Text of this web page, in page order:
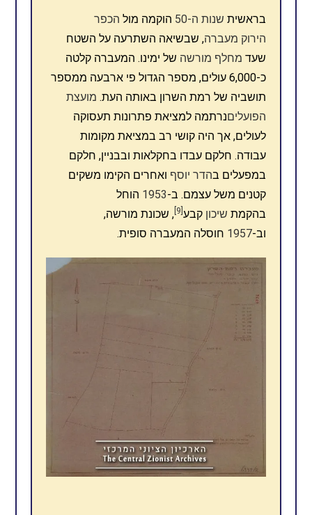
בראשית שנות ה-50 הוקמה מול הכפר
הירוק מעברה, שבשיאה השתרעה על השטח
שעד מחלף מורשה של ימינו. המעברה קלטה
כ-6,000 עולים, מספר הגדול פי ארבעה ממספר
תושביה של רמת השרון באותה העת. מועצת
הפועליםנרתמה למציאת פתרונות תעסוקה
לעולים, אך היה קושי רב במציאת מקומות
עבודה. חלקם עבדו בחקלאות ובבניין, חלקם
במפעלים בהדר יוסף ואחרים הקימו משקים
קטנים משל עצמם. ב-1953 הוחל
בהקמת שיכון קבע
, שכונת מורשה,
וב-1957 חוסלה המעברה סופית.